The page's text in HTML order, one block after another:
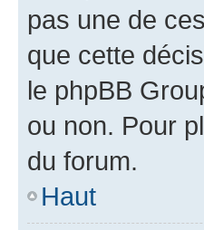
pas une de
que cette
le phpBB
ou non. Pour
du forum.
Haut